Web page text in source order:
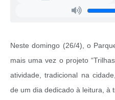
Neste domingo (26/4), o
mais uma vez o projeto
atividade, tradicional na
de um dia dedicado à leitura, à